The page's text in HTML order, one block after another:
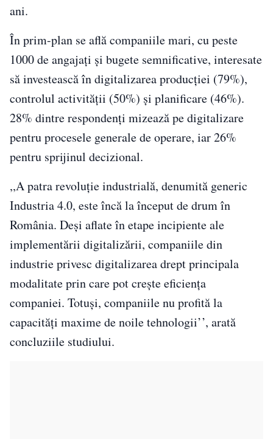
ani.
În prim-plan se află companiile mari, cu peste
1000 de angajați și bugete semnificative, interesate
să investească în digitalizarea producției (79%),
controlul activității (50%) și planificare (46%).
28% dintre respondenți mizează pe digitalizare
pentru procesele generale de operare, iar 26%
pentru sprijinul decizional.
,,A patra revoluție industrială, denumită generic
Industria 4.0, este încă la început de drum în
România. Deși aflate în etape incipiente ale
implementării digitalizării, companiile din
industrie privesc digitalizarea drept principala
modalitate prin care pot crește eficiența
companiei. Totuși, companiile nu profită la
capacități maxime de noile tehnologii’’, arată
concluziile studiului.